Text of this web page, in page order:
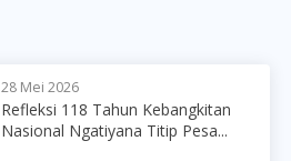
28 Mei 2026
Refleksi 118 Tahun Kebangkitan
Nasional Ngatiyana Titip Pesa...